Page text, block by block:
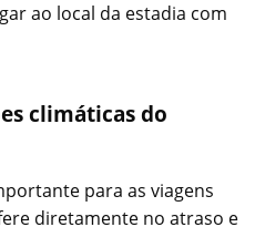
ao local da estadia com
climáticas do
para as viagens
diretamente no atraso e